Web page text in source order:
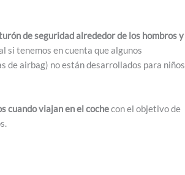
de seguridad alrededor de los hombros y
si tenemos en cuenta que algunos
de airbag) no están desarrollados para niños
cuando viajan en el cochecon el objetivo de